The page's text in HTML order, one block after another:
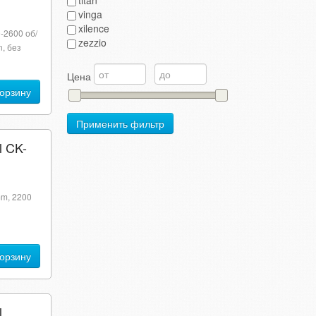
2600 об/
без
CK-
2200
vinga
xilence
zezzio
Цена
Применить фильтр